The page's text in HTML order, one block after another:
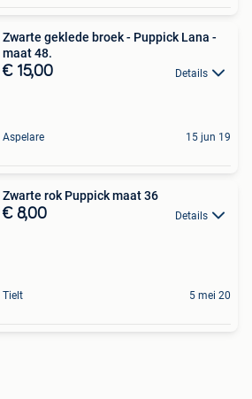
Zwarte geklede broek - Puppick Lana -
maat 48.
€ 15,00 Details
Aspelare 15 jun 19
Zwarte rok Puppick maat 36
€ 8,00 Details
Tielt 5 mei 20